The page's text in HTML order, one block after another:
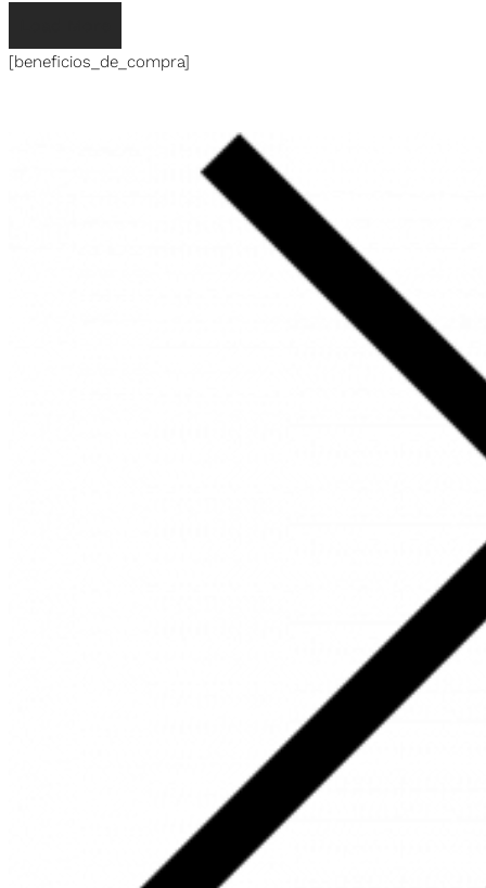
[beneficios_de_compra]